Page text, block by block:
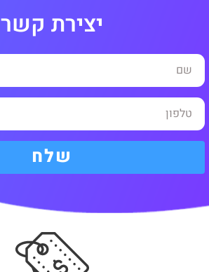
יצירת קשר
שלח